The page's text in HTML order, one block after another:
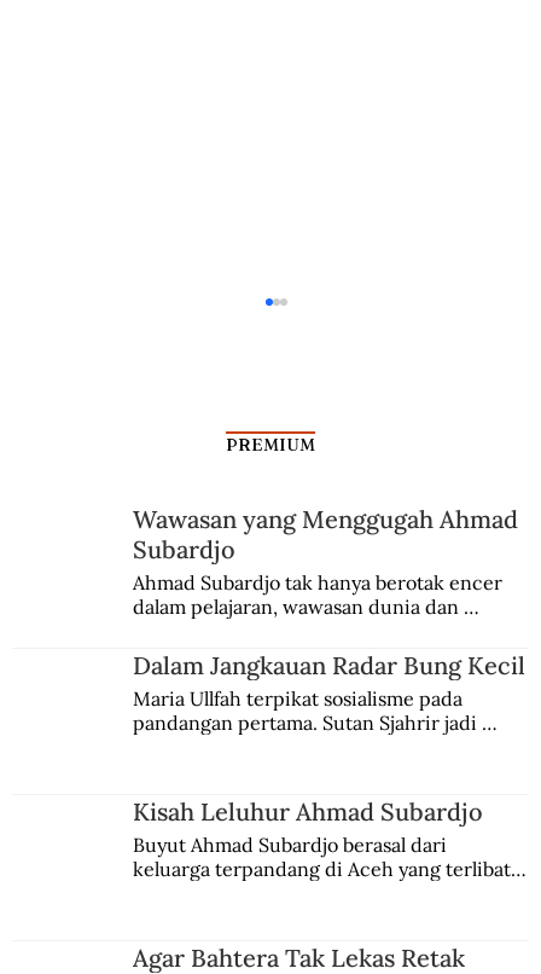
PREMIUM
Wawasan yang Menggugah Ahmad
Subardjo
Ahmad Subardjo tak hanya berotak encer
dalam pelajaran, wawasan dunia dan
Jules Verne, Multatuli, hingga Sun Yat-sen.
Dalam Jangkauan Radar Bung Kecil
Maria Ullfah terpikat sosialisme pada
pandangan pertama. Sutan Sjahrir jadi
Kisah Leluhur Ahmad Subardjo
Buyut Ahmad Subardjo berasal dari
keluarga terpandang di Aceh yang terlibat
Agar Bahtera Tak Lekas Retak